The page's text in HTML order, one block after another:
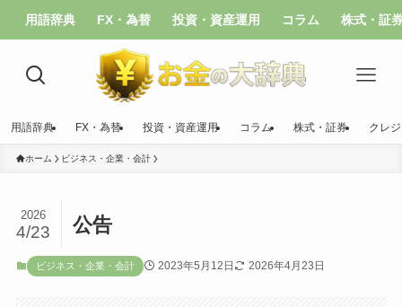
用語辞典 FX・為替 投資・資産運用 コラム 株式・証
用語辞典 FX・為替 投資・資産運用 コラム 株式・証券 クレ
ホーム ビジネス・企業・会計
公告
2026
4/23
ビジネス・企業・会計 2023年5月12日 2026年4月23日